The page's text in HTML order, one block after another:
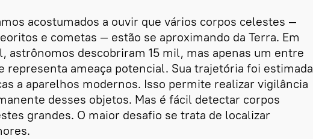
acostumados a ouvir que vários corpos celestes —
e cometas — estão se aproximando da Terra. Em
astrônomos descobriram 15 mil, mas apenas um entre
representa ameaça potencial. Sua trajetória foi estimada
a aparelhos modernos. Isso permite realizar vigilância
desses objetos. Mas é fácil detectar corpos
grandes. O maior desafio se trata de localizar